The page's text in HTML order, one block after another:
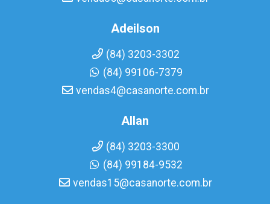
Adeilson
(84) 3203-3302
(84) 99106-7379
vendas4@casanorte.com.br
Allan
(84) 3203-3300
(84) 99184-9532
vendas15@casanorte.com.br